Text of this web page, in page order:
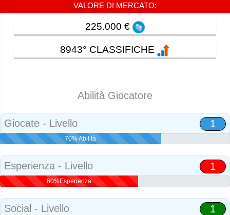
VALORE DI MERCATO:
225.000 €
8943° CLASSIFICHE
Abilità Giocatore
Giocate - Livello 1
70% Abilità
Esperienza - Livello 1
60%Esperienza
Social - Livello 1